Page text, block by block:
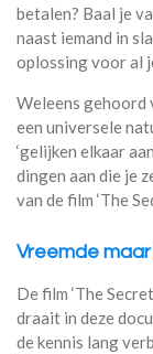
betalen? Baal je
naast iemand in
oplossing voor al
Weleens gehoord
een universele
‘gelijken elkaar
dingen aan die je
van de film ‘The
Vreemde
De film ‘The
draait in deze
de kennis lang